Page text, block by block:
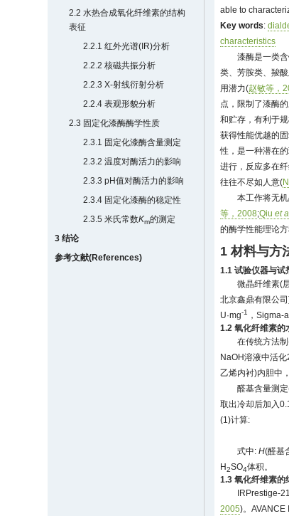
2.2 水热合成氧化纤维素的结构
表征
2.2.1 红外光谱(IR)分析
2.2.2 核磁共振分析
2.2.3 X-射线衍射分析
2.2.4 表观形貌分析
2.3 固定化漆酶酶学性质
2.3.1 固定化漆酶含量测定
2.3.2 温度对酶活力的影响
2.3.3 pH值对酶活力的影响
2.3.4 固定化漆酶的稳定性
2.3.5 米氏常数Km的测定
3 结论
参考文献(References)
able to
Key words:
characteristics
漆酶是一类
类、芳胺类、羧
用潜力(赵敏等，
点，限制了漆酶
和贮存，有利于
获得性能优越的
性，是一种潜在
进行，反应多在
往往不尽如人意(
本工作将无
等，2008;Qiuet
的酶学性能理论方
1 材料与方
1.1 试验仪器与试
微晶纤维素(
北京鑫鼎有限公
U·mg-1
，Sigma-
1.2 氧化纤维素的
在传统方法
NaOH溶液中活
乙烯内衬)内胆中
醛基含量测
取出冷却后加入
(1)计算:
式中:H(醛基
H2SO4体积。
1.3 氧化纤维素的
IRPrestige-
2005)。AVANCE